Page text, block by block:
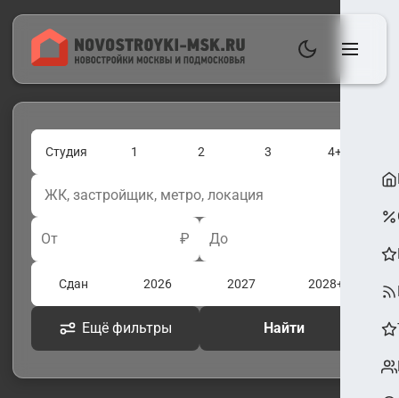
Студия 1 2 3 4+
От ₽ До
Сдан 2026 2027 2028+
Ещё фильтры Найти